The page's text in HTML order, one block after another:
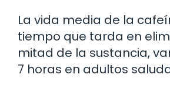
La vida media de la
tiempo que tarda en
mitad de la sustancia,
7 horas en adultos